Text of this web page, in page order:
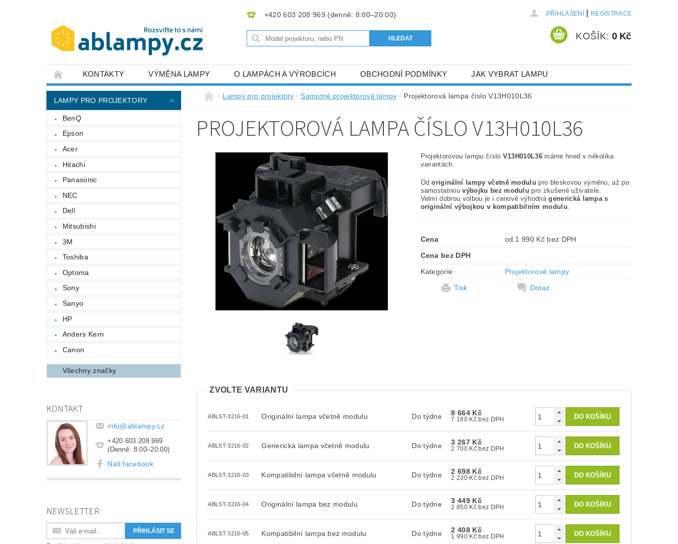
+420 603 208 969 PŘIHLÁŠENÍ REGISTRACE
KOŠÍK: 0 Kč
KONTAKTY VÝMĚNA LAMPY O LAMPÁCH A VÝROBCÍCH OBCHODNÍ PODMÍNKY JAK VYBRAT LAMPU
LAMPY PRO PROJEKTORY
BenQ
Epson
Acer
Hitachi
Panasonic
NEC
Dell
Mitsubishi
3M
Toshiba
Optoma
Sony
Sanyo
HP
Anders Kern
Canon
Všechny značky
KONTAKT
info@ablampy.cz
+420 603 208 969
(Denně: 8:00–20:00)
Náš facebook
NEWSLETTER
Lampy pro projektory Samotné projektorové lampy Projektorová lampa číslo V13H010L36
PROJEKTOROVÁ LAMPA ČÍSLO V13H010L36
Projektorovou lampu číslo V13H010L36 máme hned v několika
variantách.
Odoriginální lampy včetně modulu pro bleskovou výměnu, až po
samostatnouvýbojku bez modulu pro zkušené uživatele.
Velmi dobrou volbou je i cenově výhodnágenerická lampa s
originální výbojkou v kompatibilním modulu.
Cena
od 1 990 Kč bez DPH
Cena bez DPH
Kategorie
Projektorové lampy
Tisk
Dotaz
ZVOLTE VARIANTU
ABLST-3216-01 Originální lampa včetně modulu Do týdne 8 664 Kč
7 160 Kč bez DPH
ABLST-3216-02 Generická lampa včetně modulu Do týdne 3 267 Kč
2 700 Kč bez DPH
ABLST-3216-03 Kompatibilní lampa včetně modulu Do týdne 2 698 Kč
2 230 Kč bez DPH
ABLST-3216-04 Originální lampa bez modulu Do týdne 3 449 Kč
2 850 Kč bez DPH
ABLST-3216-05 Kompatibilní lampa bez modulu Do týdne 2 408 Kč
1 990 Kč bez DPH